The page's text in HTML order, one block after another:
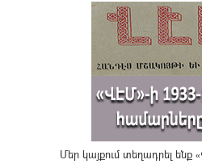
Մեր կայքում տեղադրել ենք